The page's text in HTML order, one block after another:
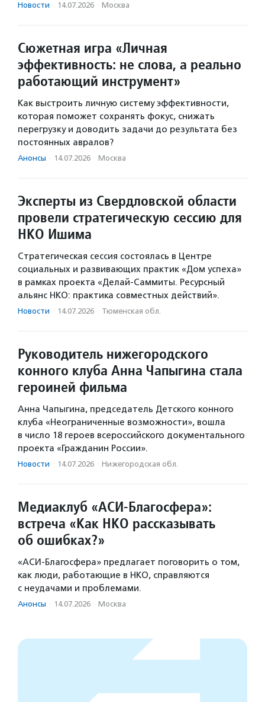
Новости · 14.07.2026 · Москва
Сюжетная игра «Личная
эффективность: не слова, а реально
работающий инструмент»
Как выстроить личную систему эффективности,
которая поможет сохранять фокус, снижать
перегрузку и доводить задачи до результата без
постоянных авралов?
Анонсы · 14.07.2026 · Москва
Эксперты из Свердловской области
провели стратегическую сессию для
НКО Ишима
Стратегическая сессия состоялась в Центре
социальных и развивающих практик «Дом успеха»
в рамках проекта «Делай-Саммиты. Ресурсный
альянс НКО: практика совместных действий».
Новости · 14.07.2026 · Тюменская обл.
Руководитель нижегородского
конного клуба Анна Чапыгина стала
героиней фильма
Анна Чапыгина, председатель Детского конного
клуба «Неограниченные возможности», вошла
в число 18 героев всероссийского документального
проекта «Гражданин России».
Новости · 14.07.2026 · Нижегородская обл.
Медиаклуб «АСИ-Благосфера»:
встреча «Как НКО рассказывать
об ошибках?»
«АСИ-Благосфера» предлагает поговорить о том,
как люди, работающие в НКО, справляются
с неудачами и проблемами.
Анонсы · 14.07.2026 · Москва